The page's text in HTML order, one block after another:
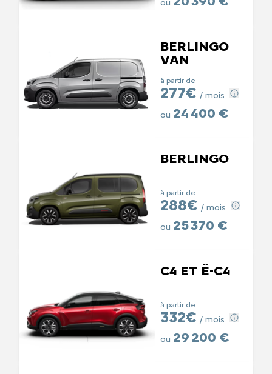
ou
BERLINGO
VAN
à partir de
277€ / mois
ou 24 400 €
BERLINGO
à partir de
288€ / mois
ou 25 370 €
C4 ET Ë-C4
à partir de
332€ / mois
ou 29 200 €